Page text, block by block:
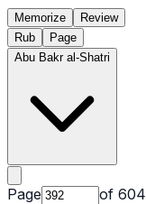
Memorize
Review
Rub
Page
Abu Bakr al-Shatri
Page of 604